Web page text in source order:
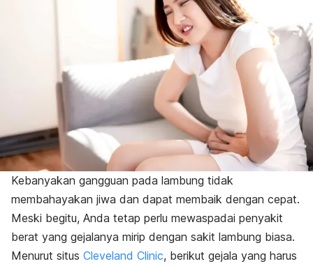
Kebanyakan gangguan pada lambung tidak
membahayakan jiwa dan dapat membaik dengan cepat.
Meski begitu, Anda tetap perlu mewaspadai penyakit
berat yang gejalanya mirip dengan sakit lambung biasa.
Menurut situs Cleveland Clinic, berikut gejala yang harus